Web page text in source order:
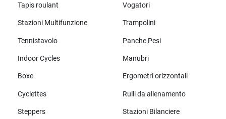
Tapis roulant Vogatori
Stazioni Multifunzione Trampolini
Tennistavolo Panche Pesi
Indoor Cycles Manubri
Boxe Ergometri orizzontali
Cyclettes Rulli da allenamento
Steppers Stazioni Bilanciere